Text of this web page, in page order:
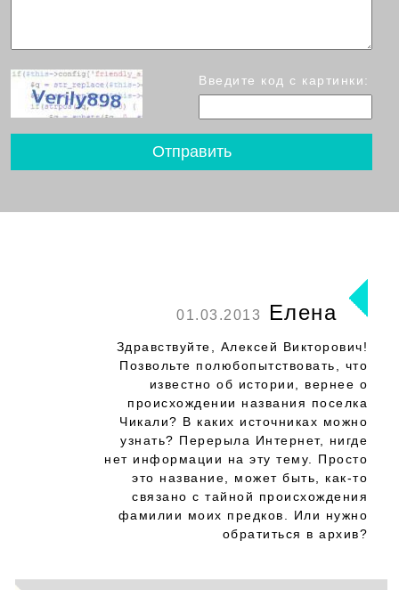
Введите код с картинки:
01.03.2013 Елена
Здравствуйте, Алексей Викторович!
Позвольте полюбопытствовать, что
известно об истории, вернее о
происхождении названия поселка
Чикали? В каких источниках можно
узнать? Перерыла Интернет, нигде
нет информации на эту тему. Просто
это название, может быть, как-то
связано с тайной происхождения
фамилии моих предков. Или нужно
обратиться в архив?